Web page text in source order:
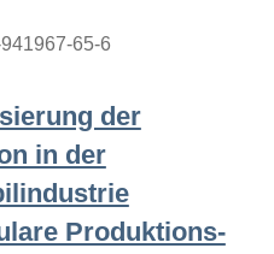
65-6
der
in der
Produktions-